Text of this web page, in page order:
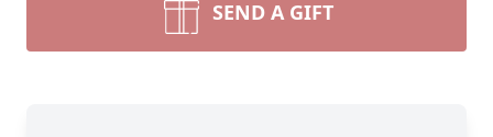
SEND A GIFT